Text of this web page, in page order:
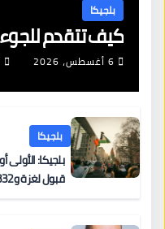
بلجيكا
كيف تتقدم
6 أغسطس، 2026
بلجيكا